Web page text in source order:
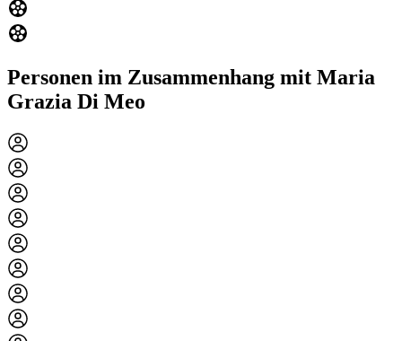
Personen im Zusammenhang mit Maria
Grazia Di Meo